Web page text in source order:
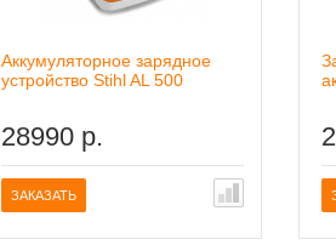
Аккумуляторное зарядное
устройство Stihl AL 500
28990 р.
ЗАКАЗАТЬ